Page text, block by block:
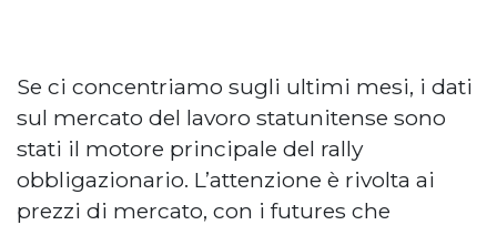
Se ci concentriamo sugli ultimi mesi, i dati
sul mercato del lavoro statunitense sono
stati il motore principale del rally
obbligazionario. L’attenzione è rivolta ai
prezzi di mercato, con i futures che